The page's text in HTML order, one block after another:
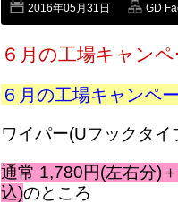
2016年05月31日 GD
６月の工場キャン
６月の工場キャンペ
ワイパー(Uフックタ
通常 1,780円(左右分)
込)のところ